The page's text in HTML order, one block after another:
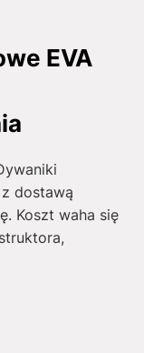
EVA
dostawą
Koszt waha się